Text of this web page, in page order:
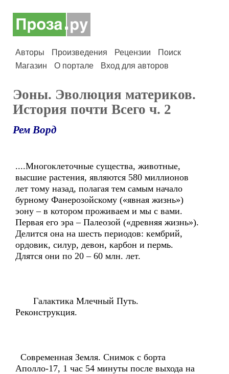
Авторы Произведения Рецензии
Поиск
Магазин
О портале Вход для авторов
Эоны. Эволюция материков.
История почти Всего ч. 2
Рем Ворд
....Многоклеточные существа, животные,
высшие растения, являются 580 миллионов
лет тому назад, полагая тем самым начало
бурному Фанерозойскому («явная жизнь»)
эону – в котором проживаем и мы с вами.
Первая его эра – Палеозой («древняя жизнь»).
Делится она на шесть периодов: кембрий,
ордовик, силур, девон, карбон и пермь.
Длятся они по 20 – 60 млн. лет.
Галактика Млечный Путь.
Реконструкция.
Современная Земля. Снимок с борта
Аполло-17, 1 час 54 минуты после выхода на